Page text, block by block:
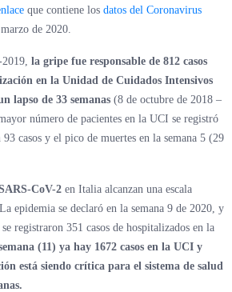
que contiene los datos del Coronavirus
de 2020.
la gripe fue responsable de 812 casos
en la Unidad de Cuidados Intensivos
lapso de 33 semanas (8 de octubre de 2018 –
número de pacientes en la UCI se registró
casos y el pico de muertes en la semana 5 (29
CoV-2 en Italia alcanzan una escala
epidemia se declaró en la semana 9 de 2020, y
registraron 351 casos de hospitalizados en la
(11) ya hay 1672 casos en la UCI y
está siendo crítica para el sistema de salud